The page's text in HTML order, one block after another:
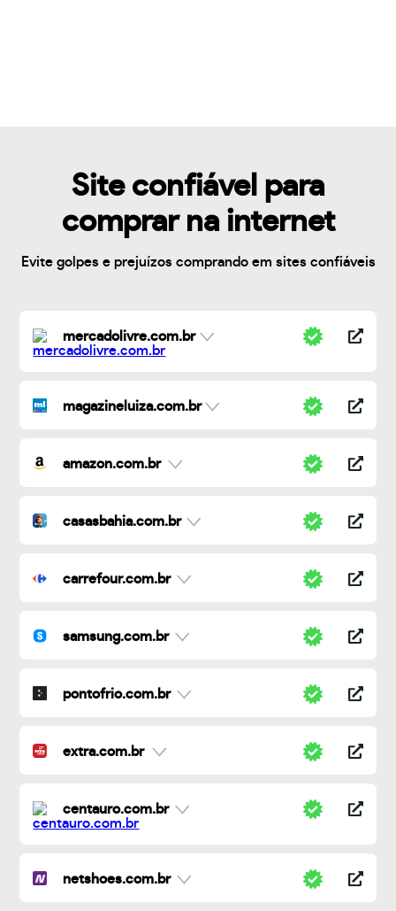
Site confiável para
comprar na internet
Evite golpes e prejuízos comprando em sites confiáveis
mercadolivre.com.br
magazineluiza.com.br
amazon.com.br
casasbahia.com.br
carrefour.com.br
samsung.com.br
pontofrio.com.br
extra.com.br
centauro.com.br
netshoes.com.br